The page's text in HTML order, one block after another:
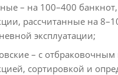
– на 100–400
рассчитанные на
эксплуатации;
– с
сортировкой и